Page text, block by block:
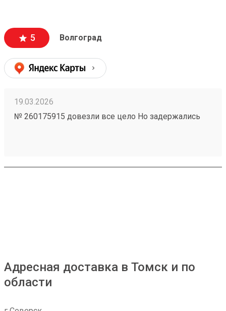
5 Волгоград
19.03.2026
№ 260175915 довезли все цело Но задержались
Адресная доставка в Томск и по
области